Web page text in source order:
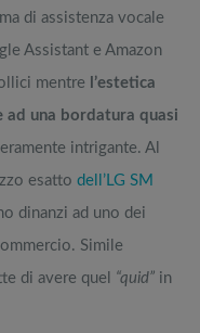
di assistenza vocale
Assistant e Amazon
mentre
l’estetica
una bordatura quasi
intrigante. Al
esatto dell’LG SM
dinanzi ad uno dei
Simile
di avere quel “quid” in